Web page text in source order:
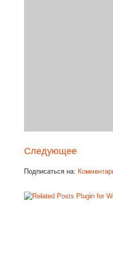
Следующее
Подписаться на: